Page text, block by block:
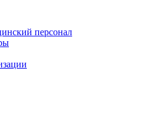
персонал